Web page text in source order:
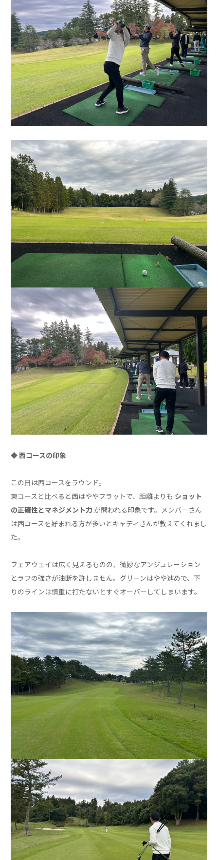
◆ 西コースの印象
この日は西コースをラウンド。
東コースと比べると西はややフラットで、距離よりも ショット
の正確性とマネジメント力 が問われる印象です。メンバーさん
は西コースを好まれる方が多いとキャディさんが教えてくれまし
た。
フェアウェイは広く見えるものの、微妙なアンジュレーション
とラフの強さが油断を許しません。グリーンはやや速めで、下
りのラインは慎重に打たないとすぐオーバーしてしまいます。